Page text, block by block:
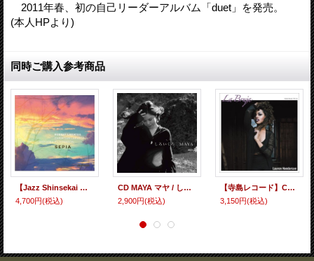
2011年春、初の自己リーダーアルバム「duet」を発売。
(本人HPより)
同時ご購入参考商品
【Jazz Shinsekai 】完全限定盤LP Robert Lakatos Trio ロバート・ラカトシュ・トリオ / SEPIA
4,700円(税込)
CD MAYA マヤ / しろいくろ
2,900円(税込)
【寺島レコード】CD LAUREN HENDERSON ローレン・ヘンダーソン / LA BRUJA ラ・ブルハ
3,150円(税込)